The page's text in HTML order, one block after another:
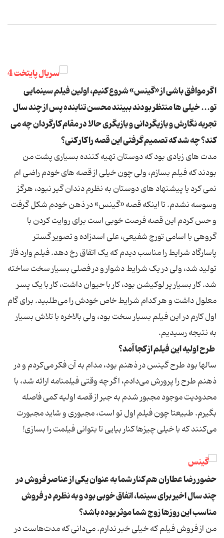
اگر موافق باشی از «گینس» شروع کنیم، اولین فیلم سینمایی
تو... خیلی ها منتظر بودند ببینند محسن تنابنده پس از چند سال
تجربه نگارش و بازیگردانی و بازیگری حالا در مقام کارگردان چه می
کند؟ چه شد که تصمیم گرفتی این قصه را کار کنی؟
مدت های زیادی بود که دوستان تهیه کننده بسیاری پشت من
بودند که فیلم بسازم، ولی چون خیلی از قصه های خودم راضی ام
نمی کرد یا پیشنهاد های دوستان به نظرم دندان گیر نبود، هرگز
وسوسه نشدم. تا اینکه قصه «گینس» در ذهن خودم شکل گرفت
و حس کردم این قصه فرصت خوبی است برای روایت کردن با
گروهی با اسامی تورج شفیعی، علی اسدزاده و تصویر گستر
پاسارگاد شرایط را مناسب دیدم که یک اتفاق رخ دهد. فیلم وارد فاز
تولید شد، ولی در یک شرایط دشوار و در فصلی بسیار سخت ساخته
شد. کار بسیار پر لوکیشن بود، کار با حیوان داشت، کار با یک پسر
معلول داشت و هر کدام شرایط خاص خودش را می‌طلبید. برای گام
اول کارم در این فیلم بسیار سخت بود، ولی بالاخره با تلاش بسیار
به نتیجه رسیدیم.
طرح اولیه این فیلم از کجا آمد؟
سالها بود طرح گینس در ذهنم بود، مدام به آن فکر می‌کردم و در
ذهنم طرح را پرورش می‌دادم، اگر چه وقتی فیلمنامه ارائه شد، با
محدودیت موجود مجبور شدم به جبر از قصه اولیه کمی فاصله
بگیرم. طبیعتا چون فیلم اول تو است، مجبوری و شاید مجبورت
می‌کنند که با خیلی چیزها کنار بیایی تا بتوانی فیلمت را بسازی!
حضور رضا عطاران هم کنار شما به عنوان یکی از عناصر فروش در
چند سال اخیر برای سینما، اتفاق خوبی بود و به نظرم در فروش
مناسب این روزها زوج شما موثر بوده باشد؟
من از فروش فیلم که خیلی خبر ندارم. می‌دانی که مدت‌هاست در